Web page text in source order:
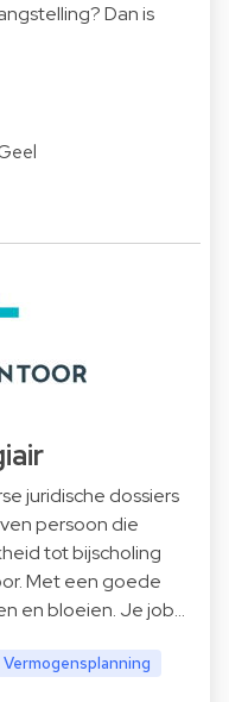
Dan is
juridische dossiers
persoon die
tot bijscholing
Met een goede
en bloeien. Je job…
Vermogensplanning